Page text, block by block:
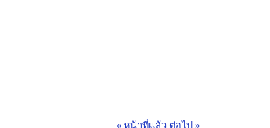
« หน้าที่แล้ว ต่อไป »